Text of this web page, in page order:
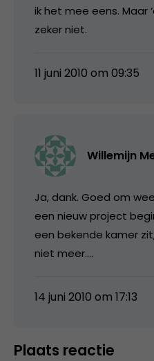
ik het mee eens. Maar
zeker niet.
11 juni 2010 om 09:35
Willemijn
Ja, dank. Goed om
een nieuw project
een bekende kamer
niet meer….
14 juni 2010 om 17:13
Plaats reactie